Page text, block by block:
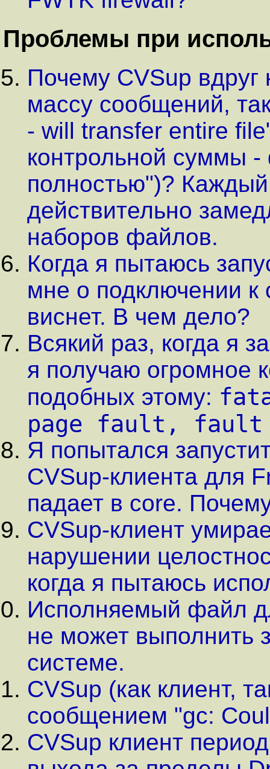
Проблемы при
Почему CVSup
массу сообщений,
- will transfer entire
контрольной суммы
полностью")?
действительно
наборов файлов.
Когда я пытаюсь
мне о подключении к
виснет. В чем дело?
Всякий раз, когда я
я получаю огромное
подобных этому:
page fault, fault
Я попытался
CVSup-клиента для
падает в core.
CVSup-клиент
нарушении
когда я пытаюсь
Исполняемый файл
не может выполнить
системе.
CVSup (как клиент,
сообщением "gc:
CVSup клиент